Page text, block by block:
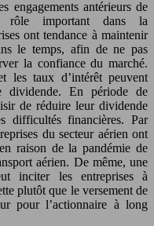
engagements antérieurs de
rôle important dans la
ont tendance à maintenir
le temps, afin de ne pas
la confiance du marché.
les taux d’intérêt peuvent
dividende. En période de
de réduire leur dividende
difficultés financières. Par
du secteur aérien ont
raison de la pandémie de
aérien. De même, une
inciter les entreprises à
plutôt que le versement de
pour l’actionnaire à long